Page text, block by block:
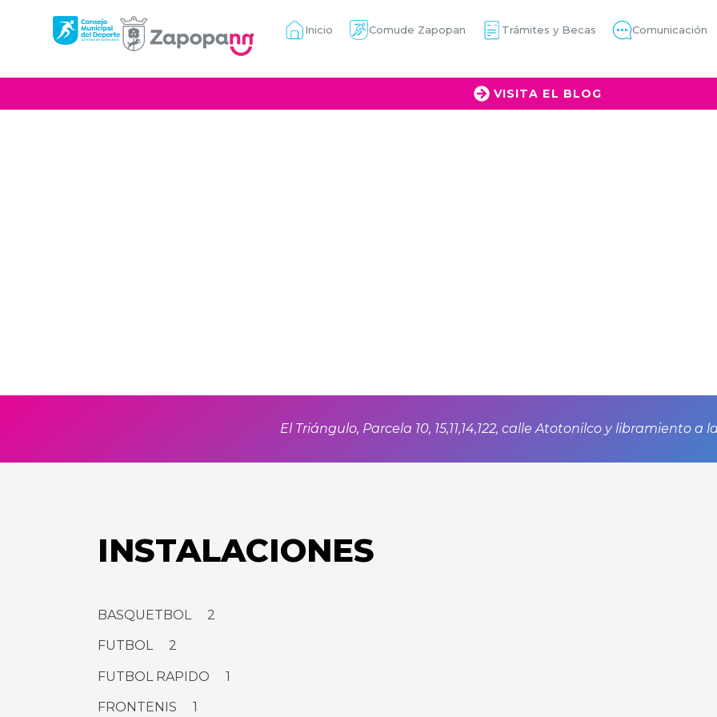
Inicio Comude Zapopan Trámites y Becas Comunicación
VISITA EL BLOG
El Triángulo, Parcela 10, 15,11,14,122, calle Atotonilco y libramiento a
INSTALACIONES
BASQUETBOL 2
FUTBOL 2
FUTBOL RAPIDO 1
FRONTENIS 1